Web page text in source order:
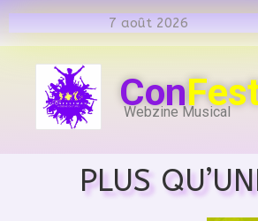
7 août 2026
Con
Webzine Musical
PLUS